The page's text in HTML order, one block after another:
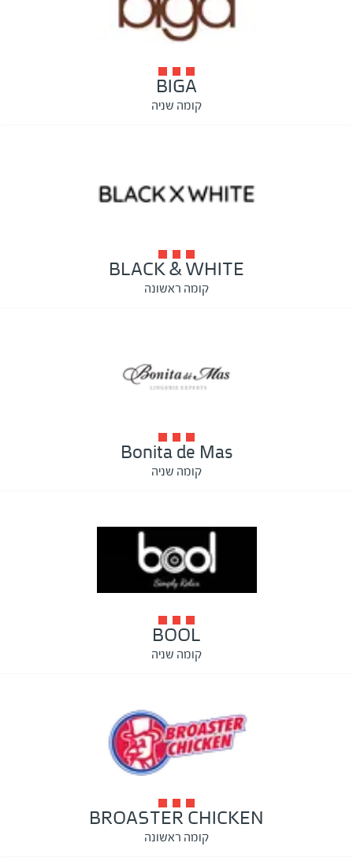
BIGA
קומה שניה
BLACK & WHITE
קומה ראשונה
Bonita de Mas
קומה שניה
BOOL
קומה שניה
BROASTER CHICKEN
קומה ראשונה